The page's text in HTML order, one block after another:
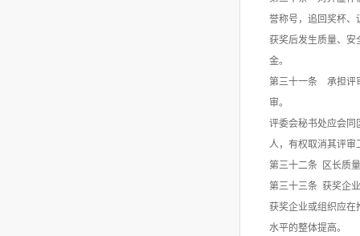
誉称号，追回奖杯、
获奖后发生质量、安
金。
第三十一条 承担评
审。
评委会秘书处应会同
人，有权取消其评审
第三十二条 区长质
第三十三条 获奖企
获奖企业或组织应在
水平的整体提高。